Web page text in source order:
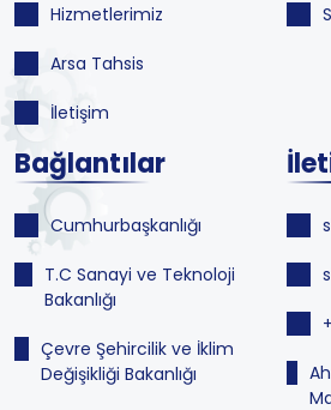
Hizmetlerimiz
Arsa Tahsis
İletişim
Bağlantılar
Cumhurbaşkanlığı
T.C Sanayi ve Teknoloji
Bakanlığı
Çevre Şehircilik ve İklim
Değişikliği Bakanlığı